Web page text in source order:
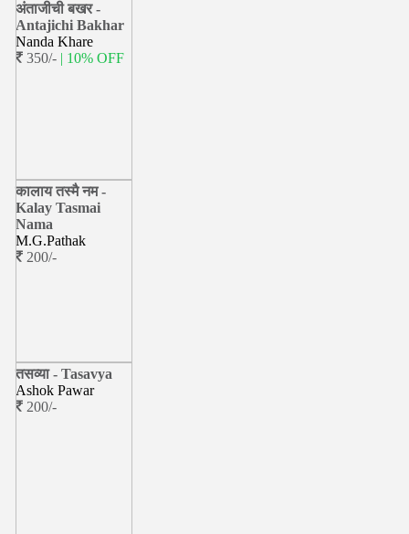
अंताजीची बखर -
Antajichi Bakhar
Nanda Khare
350/- | 10% OFF
कालाय तस्मै नम -
Kalay Tasmai
Nama
M.G.Pathak
200/-
तसव्या - Tasavya
Ashok Pawar
200/-